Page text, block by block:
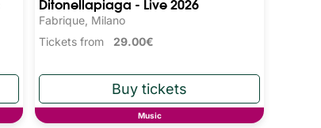
Fabrique, Milano
Tickets from 29.00€
Music